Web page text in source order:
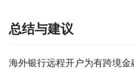
总结与建议
海外银行远程开户为有跨境